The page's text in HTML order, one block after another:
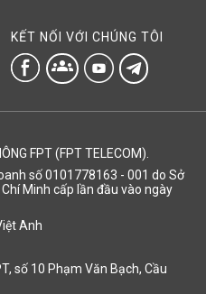
KẾT NỐI VỚI CHÚNG TÔI
groups
FPT (FPT TELECOM).
số 0101778163 - 001 do Sở
Minh cấp lần đầu vào ngày
Anh
số 10 Phạm Văn Bạch, Cầu